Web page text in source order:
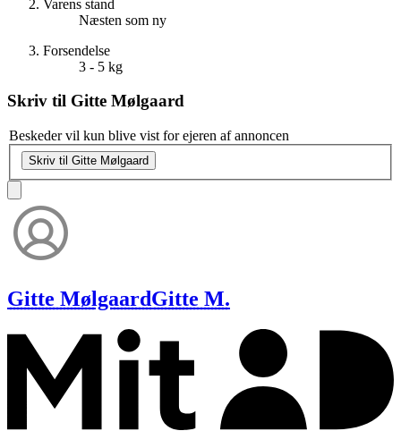
Varens stand
Næsten som ny
Forsendelse
3 - 5 kg
Skriv til Gitte Mølgaard
Beskeder vil kun blive vist for ejeren af annoncen
Skriv til Gitte Mølgaard
Gitte MølgaardGitte M.